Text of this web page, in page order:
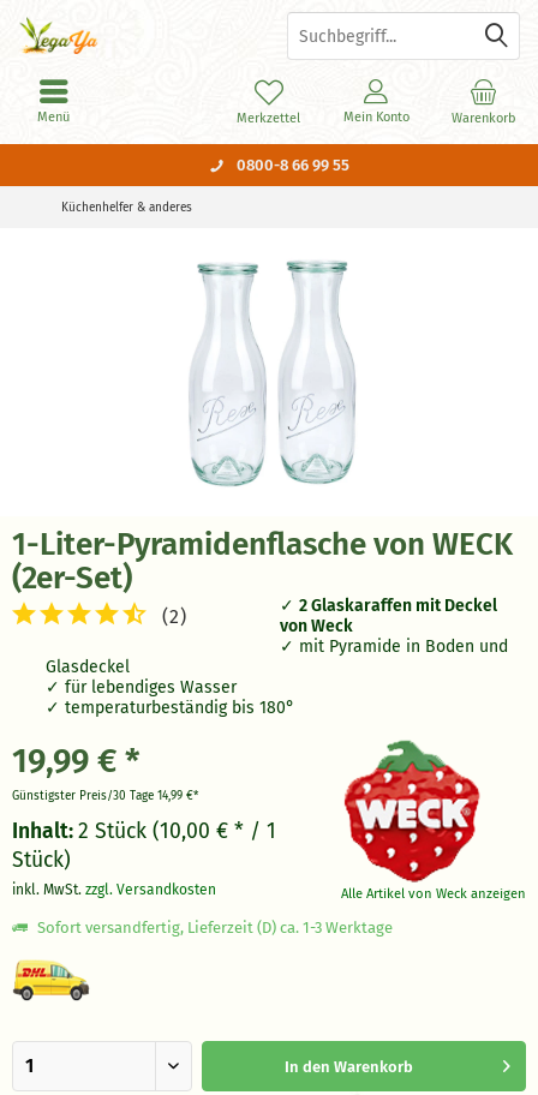
0800-8 66 99 55
Warenkorb
Merkzettel Mein Konto
Menü
Küchenhelfer & anderes
1-Liter-Pyramidenflasche von WECK
(2er-Set)
(2)
2 Glaskaraffen mit Deckel
von Weck
mit Pyramide in Boden und
Glasdeckel
für lebendiges Wasser
temperaturbeständig bis 180°
Alle Artikel von Weck anzeigen
19,99 € *
Günstigster Preis/30 Tage 14,99 €*
Inhalt:2 Stück (10,00 € * / 1
Stück)
inkl. MwSt. zzgl. Versandkosten
Sofort versandfertig, Lieferzeit (D) ca. 1-3 Werktage
In den Warenkorb